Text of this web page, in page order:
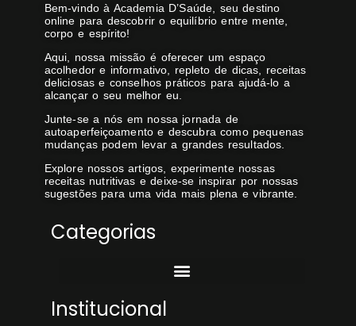
Bem-vindo à Academia D’Saúde, seu destino
online para descobrir o equilíbrio entre mente,
corpo e espírito!
Aqui, nossa missão é oferecer um espaço
acolhedor e informativo, repleto de dicas, receitas
deliciosas e conselhos práticos para ajudá-lo a
alcançar o seu melhor eu.
Junte-se a nós em nossa jornada de
autoaperfeiçoamento e descubra como pequenas
mudanças podem levar a grandes resultados.
Explore nossos artigos, experimente nossas
receitas nutritivas e deixe-se inspirar por nossas
sugestões para uma vida mais plena e vibrante.
Categorias
Institucional